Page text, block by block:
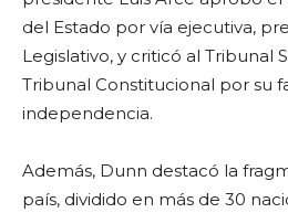
del Estado por vía ejecutiva,
Legislativo, y criticó al Tribunal
Tribunal Constitucional por su
independencia.
Además, Dunn destacó la
país, dividido en más de 30